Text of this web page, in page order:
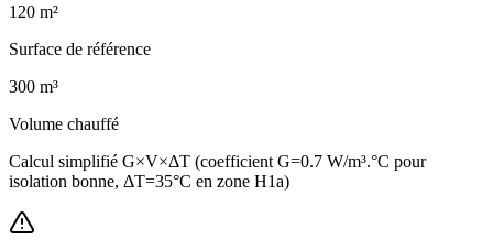
120 m²
Surface de référence
300 m³
Volume chauffé
Calcul simplifié G×V×ΔT (coefficient G=0.7 W/m³.°C pour
isolation bonne, ΔT=35°C en zone H1a)